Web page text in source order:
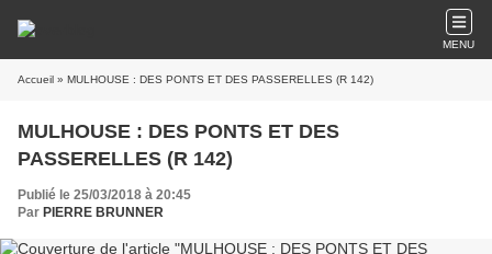
MENU
Accueil » MULHOUSE : DES PONTS ET DES PASSERELLES (R 142)
MULHOUSE : DES PONTS ET DES
PASSERELLES (R 142)
Publié le 25/03/2018 à 20:45
Par PIERRE BRUNNER